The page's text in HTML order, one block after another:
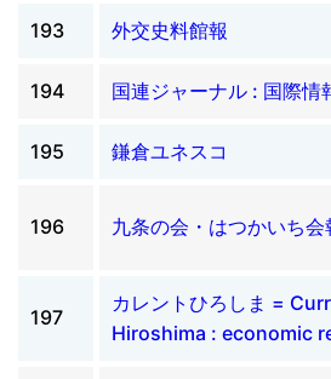
193 外交史料館報
194 国連ジャーナル : 国際情
195 鎌倉ユネスコ
196 九条の会・はつかいち会
197
カレントひろしま =
Hiroshima : economic